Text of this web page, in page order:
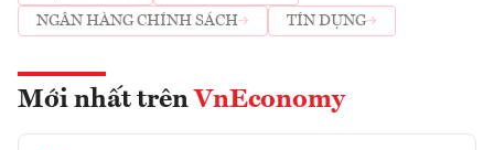
NGÂN HÀNG CHÍNH SÁCH
TÍN DỤNG
Mới nhất trên VnEconomy